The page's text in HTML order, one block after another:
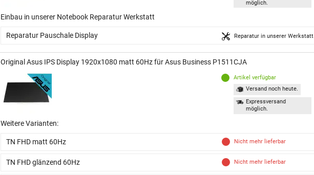
möglich.
Einbau in unserer Notebook Reparatur Werkstatt
Reparatur Pauschale Display Reparatur in unserer Werkstatt
Original Asus IPS Display 1920x1080 matt 60Hz für Asus Business P1511CJA
Artikel verfügbar
Versand noch heute.
Expressversand
möglich.
Weitere Varianten:
TN FHD matt 60Hz Nicht mehr lieferbar
TN FHD glänzend 60Hz Nicht mehr lieferbar